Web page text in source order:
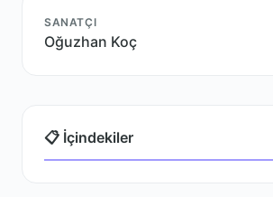
SANATÇI
Oğuzhan Koç
📋 İçindekiler